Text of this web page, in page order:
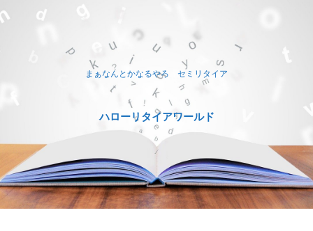
まぁなんとかなるやろ セミリタイア
ハローリタイアワールド